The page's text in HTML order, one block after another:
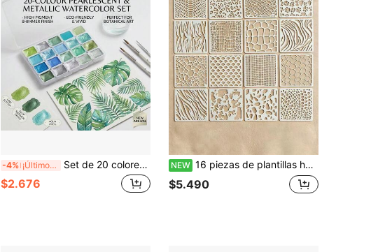
-4% ¡Últimos 2 días Set de 20 colores de pintura de acuarela sólida perlada, paleta de acuarela metálica brillante con estuche portátil, kit de acuarela con pigmento alto y brillo para pintura, dibujo, ilustración, manualidades DIY, diarios & proyectos de arte para artistas y aficionados
$2.676
NEW 16 piezas de plantillas huecas con diseños de piel de animal, para pintura DIY, decoración de cerámica, pintura en aerosol, tela y madera, herramienta de enmascarado para decoración del hogar, reutilizable
$5.490